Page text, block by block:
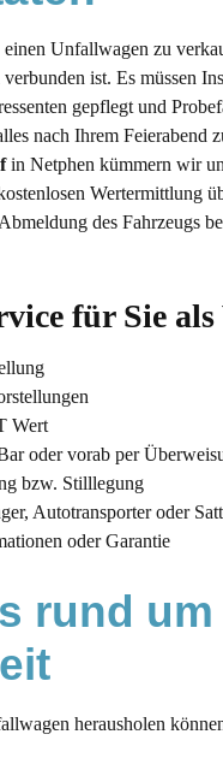
Ihren Gebrauchten?
einem Autoverkauf mit
nach dem Ankauf in
Unfallwagen zu
ist. Es müssen
gepflegt und
nach Ihrem Feierabend
in Netphen kümmern wir
Wertermittlung
des Fahrzeugs
für Sie
Wert
oder vorab per
bzw. Stilllegung
Autotransporter oder
oder Garantie
rund
herausholen